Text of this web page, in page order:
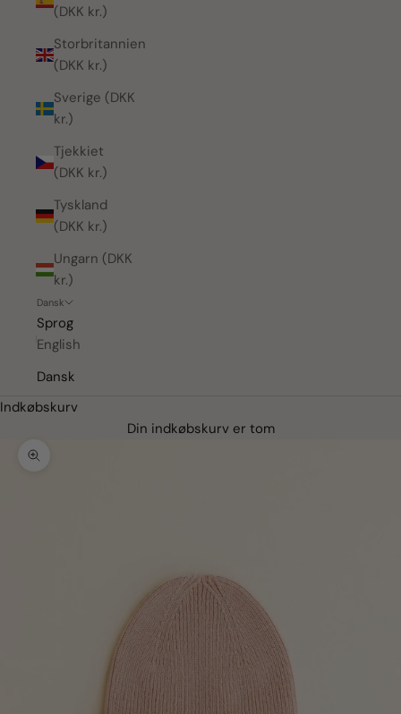
(DKK kr.)
Storbritannien
(DKK kr.)
Sverige (DKK
kr.)
Tjekkiet
(DKK kr.)
Tyskland
(DKK kr.)
Ungarn (DKK
kr.)
Dansk
Sprog
English
Dansk
Indkøbskurv
Din indkøbskurv er tom
Zoom